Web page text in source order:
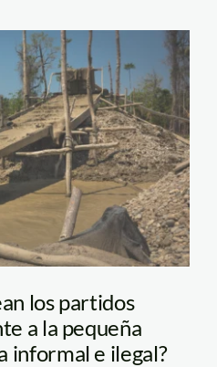
Perez
los partidos
a la pequeña
informal e ilegal?